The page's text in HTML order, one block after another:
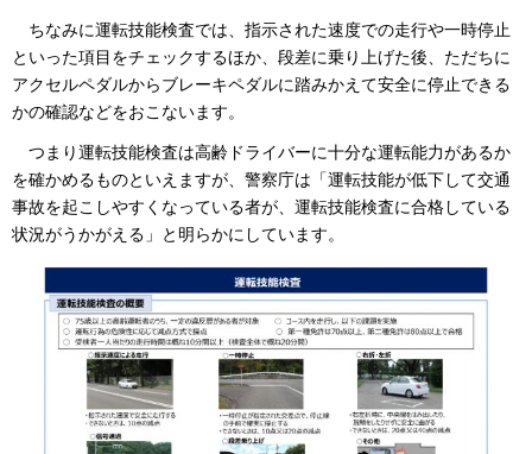
ちなみに運転技能検査では、指示された速度での走行や一時停止
といった項目をチェックするほか、段差に乗り上げた後、ただちに
アクセルペダルからブレーキペダルに踏みかえて安全に停止できる
かの確認などをおこないます。
つまり運転技能検査は高齢ドライバーに十分な運転能力があるか
を確かめるものといえますが、警察庁は「運転技能が低下して交通
事故を起こしやすくなっている者が、運転技能検査に合格している
状況がうかがえる」と明らかにしています。